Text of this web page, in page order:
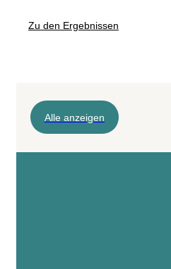
Zu den Ergebnissen
Alle anzeigen